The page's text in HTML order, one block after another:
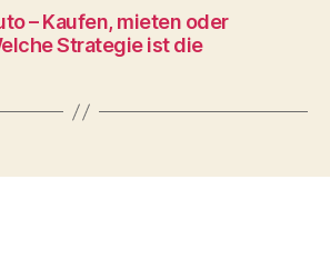
– Kaufen, mieten oder
Strategie ist die